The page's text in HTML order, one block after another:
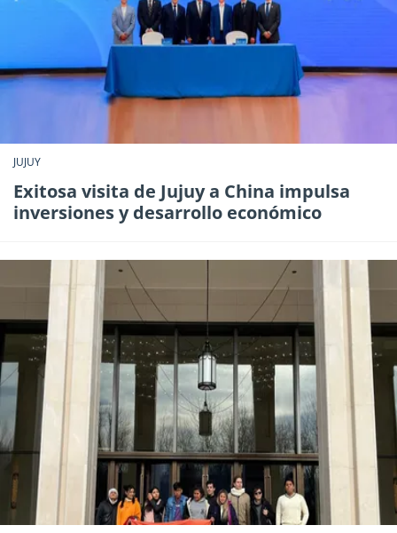
JUJUY
Exitosa visita de Jujuy a China impulsa
inversiones y desarrollo económico